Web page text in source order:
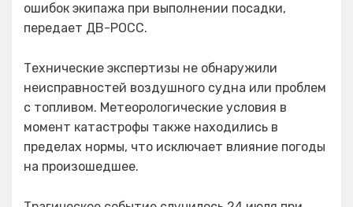
ошибок экипажа при выполнении посадки,
передает ДВ-РОСС.
Технические экспертизы не обнаружили
неисправностей воздушного судна или проблем
с топливом. Метеорологические условия в
момент катастрофы также находились в
пределах нормы, что исключает влияние погоды
на произошедшее.